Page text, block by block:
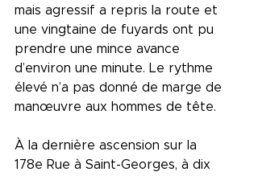
mais agressif a repris la route et
une vingtaine de fuyards ont pu
prendre une mince avance
d’environ une minute. Le rythme
élevé n’a pas donné de marge de
manœuvre aux hommes de tête.
À la dernière ascension sur la
178e Rue à Saint-Georges, à dix